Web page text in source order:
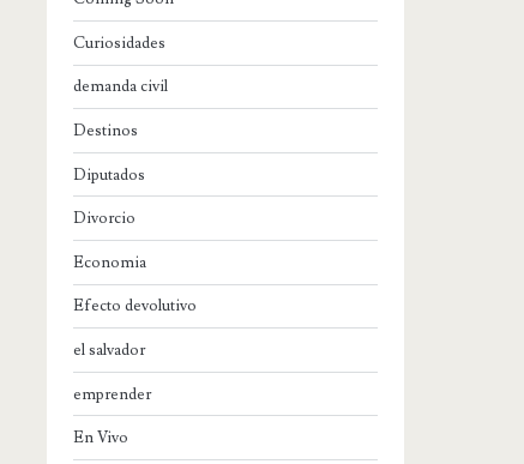
Curiosidades
demanda civil
Destinos
Diputados
Divorcio
Economia
Efecto devolutivo
el salvador
emprender
En Vivo